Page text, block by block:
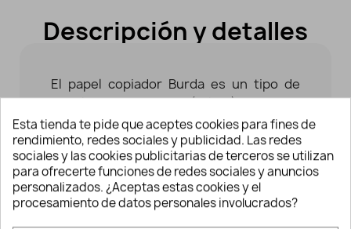
Descripción y detalles
El papel copiador Burda es un tipo de
papel para transferir (calcar) dibujos a
los tejidos para posteriormente
cortarlos o bordarlos.
Contiene instrucciones de uso en su
interior.
Esta tienda te pide que aceptes cookies para fines de
rendimiento, redes sociales y publicidad. Las redes
sociales y las cookies publicitarias de terceros se utilizan
para ofrecerte funciones de redes sociales y anuncios
personalizados. ¿Aceptas estas cookies y el
procesamiento de datos personales involucrados?